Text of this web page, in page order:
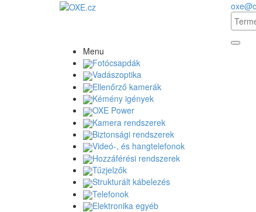
Menu
Fotócsapdák
Vadászoptika
Ellenőrző kamerák
Kémény igények
OXE Power
Kamera rendszerek
Biztonsági rendszerek
Videó-, és hangtelefonok
Hozzáférési rendszerek
Tűzjelzők
Strukturált kábelezés
Telefonok
Elektronika egyéb